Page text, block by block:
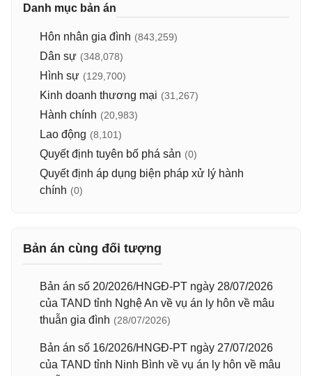
Danh mục bản án
Hôn nhân gia đình (843,259)
Dân sự (348,078)
Hình sự (129,700)
Kinh doanh thương mại (31,267)
Hành chính (20,983)
Lao động (8,101)
Quyết định tuyên bố phá sản (0)
Quyết định áp dụng biện pháp xử lý hành
chính (0)
Bản án cùng đối tượng
Bản án số 20/2026/HNGĐ-PT ngày 28/07/2026
của TAND tỉnh Nghệ An về vụ án ly hôn về mâu
thuẫn gia đình (28/07/2026)
Bản án số 16/2026/HNGĐ-PT ngày 27/07/2026
của TAND tỉnh Ninh Bình về vụ án ly hôn về mâu